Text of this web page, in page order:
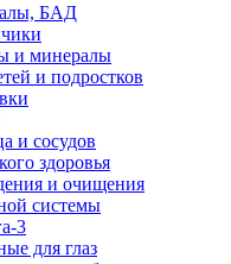
БАД
и минералы
и подростков
и сосудов
здоровья
и очищения
системы
3
для глаз